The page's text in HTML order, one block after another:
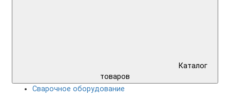
Каталог
товаров
Сварочное оборудование